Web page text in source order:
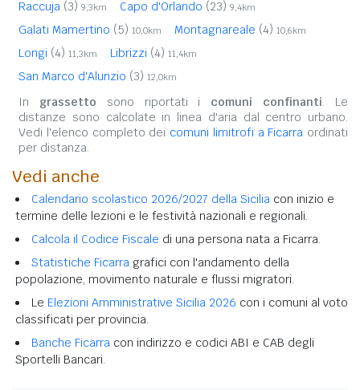
Raccuja (3) 9,3km Capo d'Orlando (23) 9,4km
Galati Mamertino (5) 10,0km Montagnareale (4) 10,6km
Longi (4) 11,3km Librizzi (4) 11,4km
San Marco d'Alunzio (3) 12,0km
In grassetto sono riportati i comuni confinanti. Le
distanze sono calcolate in linea d'aria dal centro urbano.
Vedi l'elenco completo dei comuni limitrofi a Ficarra ordinati
per distanza.
Vedi anche
Calendario scolastico 2026/2027 della Sicilia con inizio e
termine delle lezioni e le festività nazionali e regionali.
Calcola il Codice Fiscale di una persona nata a Ficarra.
Statistiche Ficarra grafici con l'andamento della
popolazione, movimento naturale e flussi migratori.
Le Elezioni Amministrative Sicilia 2026 con i comuni al voto
classificati per provincia.
Banche Ficarra con indirizzo e codici ABI e CAB degli
Sportelli Bancari.